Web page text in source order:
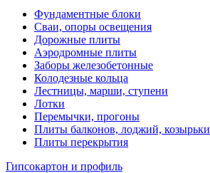
Фундаментные блоки
Сваи, опоры освещения
Дорожные плиты
Аэродромные плиты
Заборы железобетонные
Колодезные кольца
Лестницы, марши, ступени
Лотки
Перемычки, прогоны
Плиты балконов, лоджий, козырьки
Плиты перекрытия
Гипсокартон и профиль